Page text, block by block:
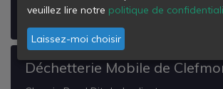
Voir les détails de laDéchetterie de
Déchetterie Mobile de
veuillez lire notre politique de
Laissez-moi choisir